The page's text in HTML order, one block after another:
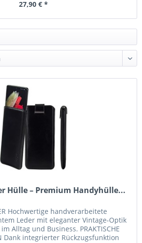
27,90 € *
Hülle – Premium Handyhülle...
Hochwertige handverarbeitete
Leder mit eleganter Vintage-Optik
Alltag und Business. PRAKTISCHE
Dank integrierter Rückzugsfunktion